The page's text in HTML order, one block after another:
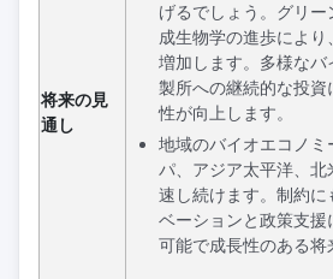
将来の見
通し
げるでしょう。グリ
成生物学の進歩によ
増加します。多様な
製所への継続的な投
性が向上します。
地域のバイオエコノミ
パ、アジア太平洋、
速し続けます。制約に
ベーションと政策支
可能で成長性のある将